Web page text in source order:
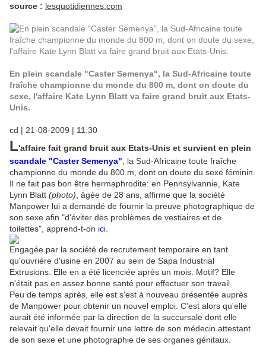
source : lesquotidiennes.com
En plein scandale "Caster Semenya", la Sud-Africaine toute
fraîche championne du monde du 800 m, dont on doute du
sexe, l'affaire Kate Lynn Blatt va faire grand bruit aux Etats-
Unis.
cd | 21-08-2009 | 11:30
L'affaire fait grand bruit aux Etats-Unis et survient en plein
scandale "Caster Semenya" , la Sud-Africaine toute fraîche
championne du monde du 800 m, dont on doute du sexe féminin.
Il ne fait pas bon être hermaphrodite: en Pennsylvannie, Kate
Lynn Blatt (photo) , âgée de 28 ans, affirme que la société
Manpower lui a demandé de fournir la preuve photographique de
son sexe afin "d'éviter des problèmes de vestiaires et de
toilettes", apprend-t-on ici
Engagée par la société de recrutement temporaire en tant
qu'ouvrière d'usine en 2007 au sein de Sapa Industrial
Extrusions. Elle en a été licenciée après un mois. Motif? Elle
n'était pas en assez bonne santé pour effectuer son travail.
Peu de temps après, elle est s'est à nouveau présentée auprès
de Manpower pour obtenir un nouvel emploi. C'est alors qu'elle
aurait été informée par la direction de la succursale dont elle
relevait qu'elle devait fournir une lettre de son médecin attestant
de son sexe et une photographie de ses organes génitaux.